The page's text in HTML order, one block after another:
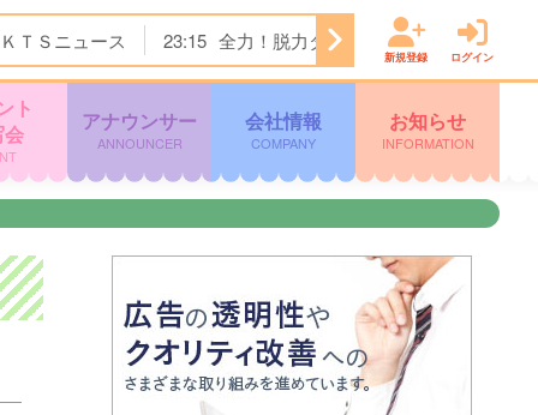
ＫＴＳニュース 23:15 全力！脱力タイムズ 23:45 ＜ノイ
新規登録 ログイン
ト
アナウンサー
ANNOUNCER
会社情報
COMPANY
お知らせ
INFORMATION